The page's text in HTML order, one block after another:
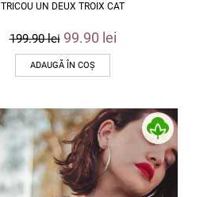
TRICOU UN DEUX TROIX CAT
199.90lei 99.90 lei
ADAUGĂ ÎN COȘ